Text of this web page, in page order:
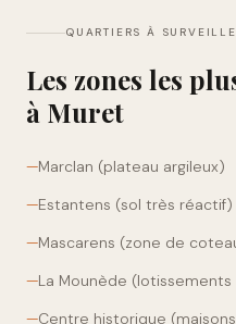
QUARTIERS À
Les zones les
à Muret
—Marclan (plateau argileux)
—Estantens (sol très réactif)
—Mascarens (zone de
—La Mounède
—Centre historique